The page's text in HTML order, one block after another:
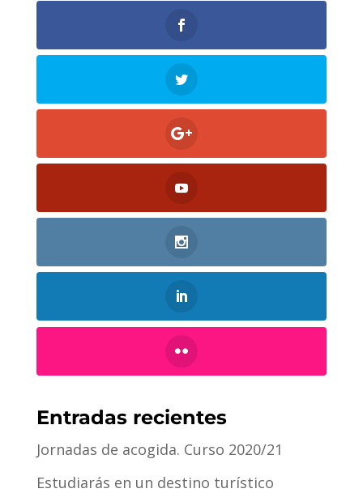
Entradas recientes
Jornadas de acogida. Curso 2020/21
Estudiarás en un destino turístico